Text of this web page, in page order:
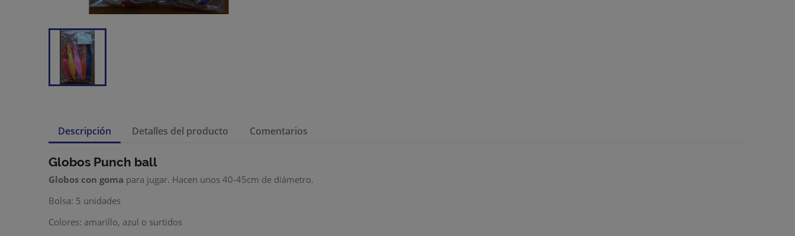
Descripción Detalles del producto Comentarios
Globos Punch ball
Globos con goma para jugar. Hacen unos 40-45cm de diámetro.
Bolsa: 5 unidades
Colores: amarillo, azul o surtidos